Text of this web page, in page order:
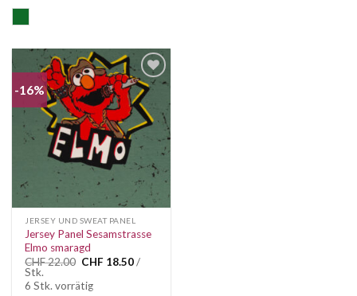
-16%
Auf die
Wunschliste
JERSEY UND SWEAT PANEL
Jersey Panel Sesamstrasse
Elmo smaragd
CHF22.00 Ursprünglicher
war:
CHF 22.00
CHF 18.50Aktueller
/
Stk.
6 Stk. vorrätig